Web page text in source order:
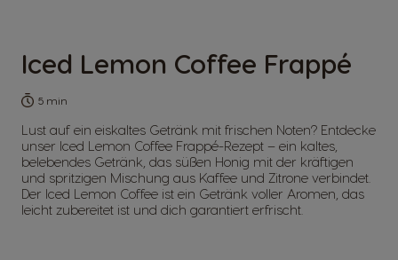
Iced Lemon Coffee Frappé
5 min
Lust auf ein eiskaltes Getränk mit frischen Noten? Entdecke
unser Iced Lemon Coffee Frappé-Rezept – ein kaltes,
belebendes Getränk, das süßen Honig mit der kräftigen
und spritzigen Mischung aus Kaffee und Zitrone verbindet.
Der Iced Lemon Coffee ist ein Getränk voller Aromen, das
leicht zubereitet ist und dich garantiert erfrischt.